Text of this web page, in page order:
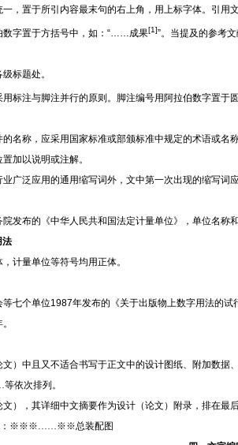
，置于所引内容最末句的右上角，用上标字体。引
字置于方括号中，如： “……成果[1]”。当提及的参考
标题处。
标注与脚注并行的原则。脚注编号用阿拉伯数字置于
名称，应采用国家标准或部颁标准中规定的术语或
加以说明或注解。
广泛应用的通用缩写词外，文中第一次出现的缩写词
发布的《中华人民共和国法定计量单位》，单位名称
法
计量单位等符号均用正体。
等七个单位1987年发布的《关于出版物上数字用法的
）中且又不适合书写于正文中的设计图纸、附加数
依次排列。
），其详细中文摘要作为设计（论文）附录，排在最
：※※※……※※总装配图